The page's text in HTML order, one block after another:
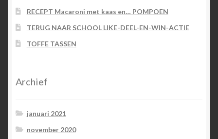
RECEPT Macaroni met kaas en… POMPOEN
TERUG NAAR SCHOOL LIKE-DEEL-EN-WIN-ACTIE
TOFFE TASSEN
Archief
januari 2021
november 2020